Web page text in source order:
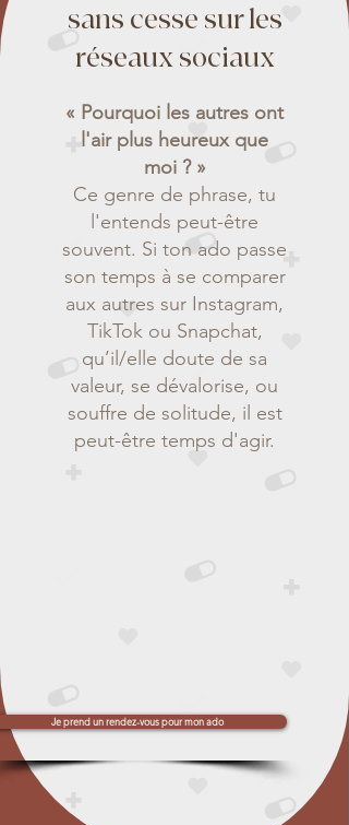
sans cesse sur les
réseaux sociaux
« Pourquoi les autres ont
l'air plus heureux que
moi ? »
Ce genre de phrase, tu
l'entends peut-être
souvent. Si ton ado passe
son temps à se comparer
aux autres sur Instagram,
TikTok ou Snapchat,
qu’il/elle doute de sa
valeur, se dévalorise, ou
souffre de solitude, il est
peut-être temps d'agir.
Je prend un rendez-vous pour mon ado